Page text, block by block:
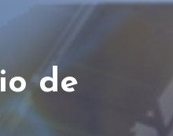
de